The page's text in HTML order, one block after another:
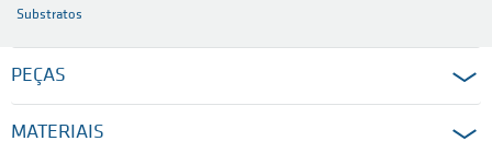
Substratos
PEÇAS
MATERIAIS